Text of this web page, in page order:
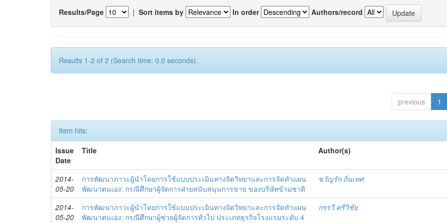
Results/Page | Sort items by In order Authors/record
Results 1-2 of 2 (Search time: 0.0 seconds).
previous 1
Item hits:
Issue
Date
Title Author(s)
2014-
05-20
การพัฒนาภาวะผู้นำโดยการใช้แบบประเมินทางจิตวิทยาและการจัดทำแผน
พัฒนาตนเอง: กรณีศึกษาผู้จัดการฝ่ายสนับสนุนการขาย ของบริษัทข้ามชาติ
ขวัญรัก ถิ่นเทศ
2014-
05-20
การพัฒนาภาวะผู้นำโดยการใช้แบบประเมินทางจิตวิทยาและการจัดทำแผน
พัฒนาตนเอง: กรณีศึกษาผู้ช่วยผู้จัดการทั่วไป ประเภทธุรกิจโรงแรมระดับ 4
กรรวี ศรีวิชัย